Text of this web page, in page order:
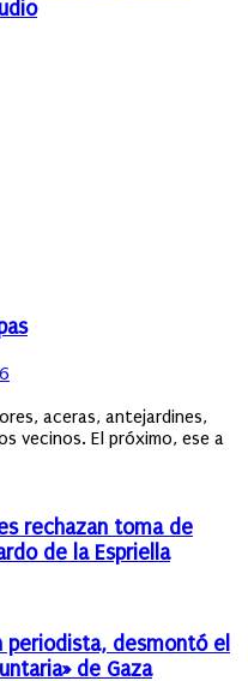
aceras, antejardines,
vecinos. El próximo, ese a
rechazan toma de
de la Espriella
periodista, desmontó el
de Gaza